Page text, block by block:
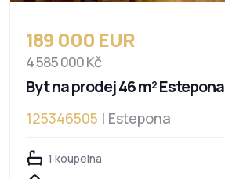
189 000 EUR
4 585 000 Kč
Byt na prodej 46 m² Estepona
125346505 | Estepona
1 koupelna